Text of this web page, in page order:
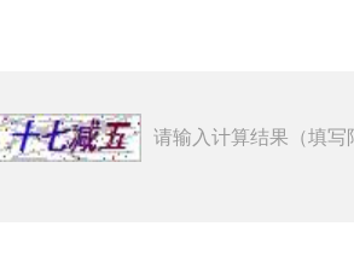
请输入计算结果（填